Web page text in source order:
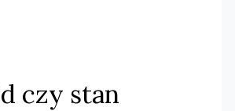
czy stan